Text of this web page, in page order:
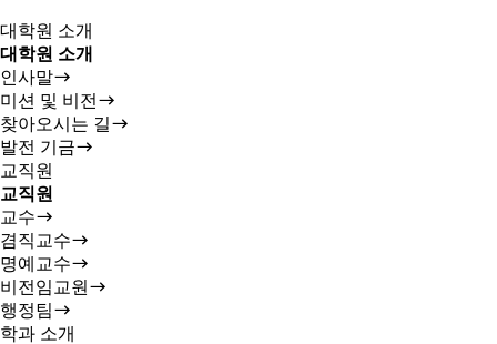
대학원 소개
대학원 소개
인사말
미션 및 비전
찾아오시는 길
발전 기금
교직원
교직원
교수
겸직교수
명예교수
비전임교원
행정팀
학과 소개